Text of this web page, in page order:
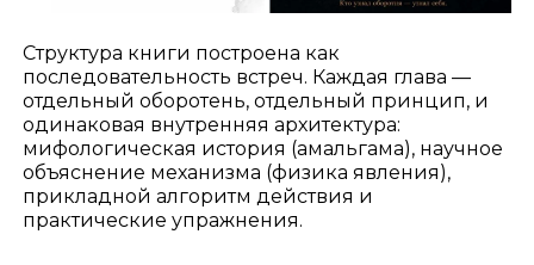
Структура книги построена как
последовательность встреч. Каждая глава —
отдельный оборотень, отдельный принцип, и
одинаковая внутренняя архитектура:
мифологическая история (амальгама), научное
объяснение механизма (физика явления),
прикладной алгоритм действия и
практические упражнения.